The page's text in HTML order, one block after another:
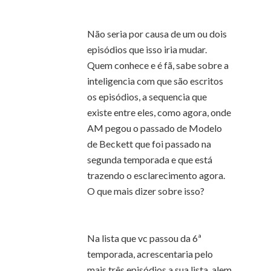
Não seria por causa de um ou dois
episódios que isso iria mudar.
Quem conhece e é fã, sabe sobre a
inteligencia com que são escritos
os episódios, a sequencia que
existe entre eles, como agora, onde
AM pegou o passado de Modelo
de Beckett que foi passado na
segunda temporada e que está
trazendo o esclarecimento agora.
O que mais dizer sobre isso?
Na lista que vc passou da 6ª
temporada, acrescentaria pelo